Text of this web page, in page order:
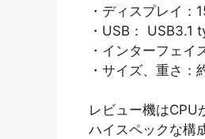
・ディスプレイ
・USB： USB3.1
・インターフェ
・サイズ、重さ
レビュー機はCPU
ハイスペックな構